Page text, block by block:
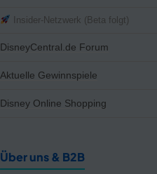
Insider-Netzwerk (Beta folgt)
DisneyCentral.de Forum
Aktuelle Gewinnspiele
Disney Online Shopping
Über uns & B2B